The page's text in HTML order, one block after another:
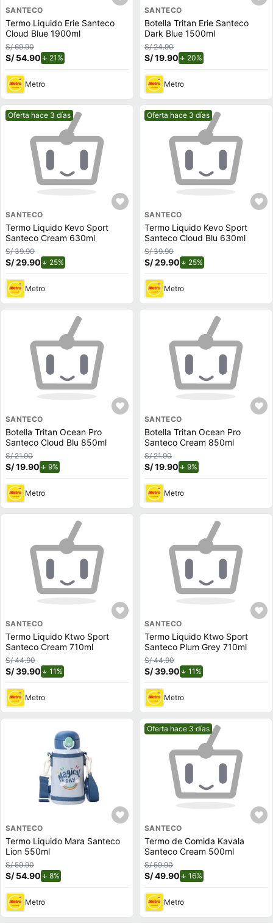
SANTECO
Termo Liquido Erie Santeco
Cloud Blue 1900ml
S/ 69.90
S/ 54.90 21%
Metro
SANTECO
Botella Tritan Erie Santeco
Dark Blue 1500ml
S/ 24.90
S/ 19.90 20%
Metro
Mejor precio.
Oferta hace 3 días
SANTECO
Termo Liquido Kevo Sport
Santeco Cream 630ml
S/ 39.90
S/ 29.90 25%
Metro
Mejor precio.
Oferta hace 3 días
SANTECO
Termo Liquido Kevo Sport
Santeco Cloud Blu 630ml
S/ 39.90
S/ 29.90 25%
Metro
SANTECO
Botella Tritan Ocean Pro
Santeco Cloud Blu 850ml
S/ 21.90
S/ 19.90 9%
Metro
SANTECO
Botella Tritan Ocean Pro
Santeco Cream 850ml
S/ 21.90
S/ 19.90 9%
Metro
SANTECO
Termo Liquido Ktwo Sport
Santeco Cream 710ml
S/ 44.90
S/ 39.90 11%
Metro
SANTECO
Termo Liquido Ktwo Sport
Santeco Plum Grey 710ml
S/ 44.90
S/ 39.90 11%
Metro
SANTECO
Termo Liquido Mara Santeco
Lion 550ml
S/ 59.90
S/ 54.90 8%
Metro
Mejor precio.
Oferta hace 3 días
SANTECO
Termo de Comida Kavala
Santeco Cream 500ml
S/ 59.90
S/ 49.90 16%
Metro